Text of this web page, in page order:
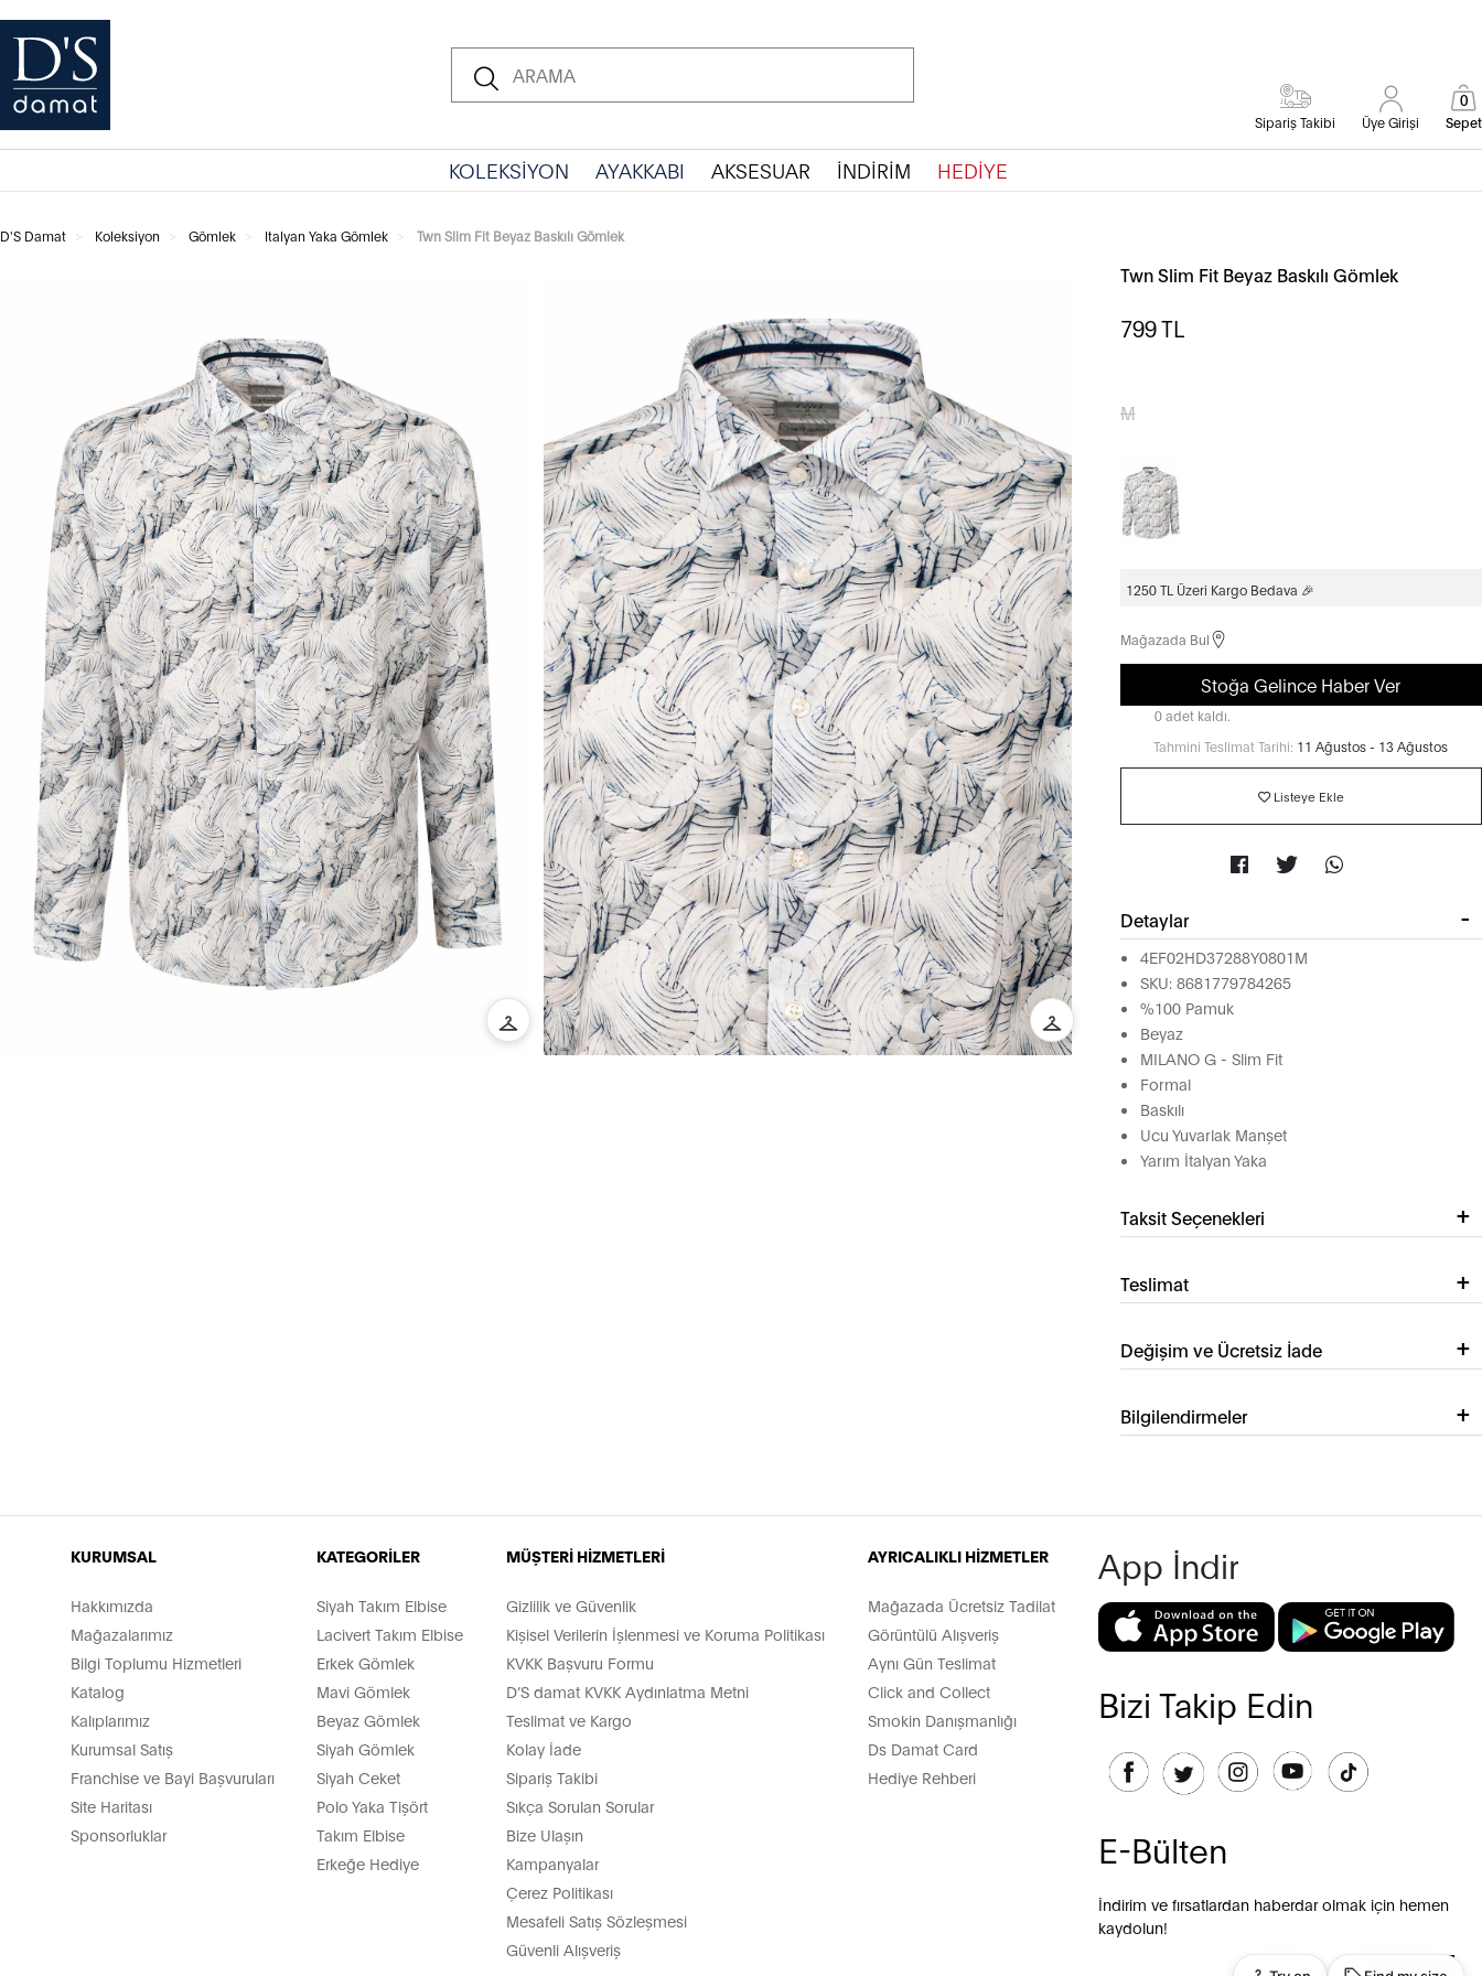
Sipariş Takibi Üye Girişi Sepet
0
KOLEKSİYON AYAKKABI AKSESUAR İNDİRİM HEDİYE
D'S Damat Koleksiyon Gömlek Italyan Yaka Gömlek Twn Slim Fit Beyaz Baskılı Gömlek
Twn Slim Fit Beyaz Baskılı Gömlek
799TL
M
1250 TL Üzeri Kargo Bedava 🎉
Mağazada Bul
Stoğa Gelince Haber Ver
0 adet kaldı.
Tahmini Teslimat Tarihi: 11 Ağustos - 13 Ağustos
Listeye Ekle
Detaylar
4EF02HD37288Y0801M
SKU: 8681779784265
%100 Pamuk
Beyaz
MILANO G - Slim Fit
Formal
Baskılı
Ucu Yuvarlak Manşet
Yarım İtalyan Yaka
Taksit Seçenekleri
Teslimat
Değişim ve Ücretsiz İade
Bilgilendirmeler
KURUMSAL
Hakkımızda
Mağazalarımız
Bilgi Toplumu Hizmetleri
Katalog
Kalıplarımız
Kurumsal Satış
Franchise ve Bayi Başvuruları
Site Haritası
Sponsorluklar
KATEGORİLER
Siyah Takım Elbise
Lacivert Takım Elbise
Erkek Gömlek
Mavi Gömlek
Beyaz Gömlek
Siyah Gömlek
Siyah Ceket
Polo Yaka Tişört
Takım Elbise
Erkeğe Hediye
MÜŞTERİ HİZMETLERİ
Gizlilik ve Güvenlik
Kişisel Verilerin İşlenmesi ve Koruma Politikası
KVKK Başvuru Formu
D’S damat KVKK Aydınlatma Metni
Teslimat ve Kargo
Kolay İade
Sipariş Takibi
Sıkça Sorulan Sorular
Bize Ulaşın
Kampanyalar
Çerez Politikası
Mesafeli Satış Sözleşmesi
Güvenli Alışveriş
AYRICALIKLI HİZMETLER
Mağazada Ücretsiz Tadilat
Görüntülü Alışveriş
Aynı Gün Teslimat
Click and Collect
Smokin Danışmanlığı
Ds Damat Card
Hediye Rehberi
App İndir
Bizi Takip Edin
E-Bülten
İndirim ve fırsatlardan haberdar olmak için hemen
kaydolun!